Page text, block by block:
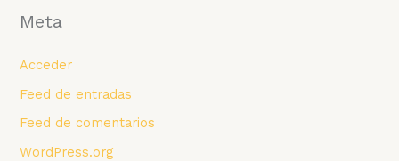
Meta
Acceder
Feed de entradas
Feed de comentarios
WordPress.org